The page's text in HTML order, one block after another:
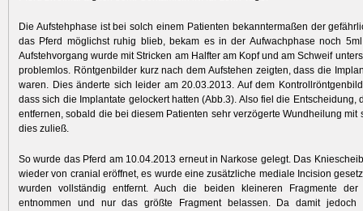
Die Aufstehphase ist bei solch einem Patienten bekanntermaßen der
das Pferd möglichst ­ruhig blieb, bekam es in der Aufwachphase noch
Aufstehvorgang wurde mit Stricken am Halfter am Kopf und am Schweif
problemlos. Röntgenbilder kurz nach dem Aufstehen zeigten, dass die
waren. Dies änderte sich leider am 20.03.2013. Auf dem
dass sich die Implantate gelockert hatten (Abb.3). Also fiel die Entscheidung,
entfernen, sobald die bei diesem Patienten sehr verzögerte Wundheilung mit
dies zuließ.
So wurde das Pferd am 10.04.2013 erneut in Narkose gelegt. Das
wieder von cranial eröffnet, es wurde eine zusätzliche mediale Incision
wurden vollständig entfernt. Auch die beiden kleineren Fragmente der
entnommen und nur das größte Fragment belassen. Da ­damit jedoch